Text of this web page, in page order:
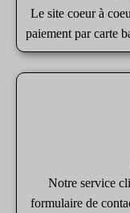
Le site coeur à
paiement par carte
Notre service
formulaire de